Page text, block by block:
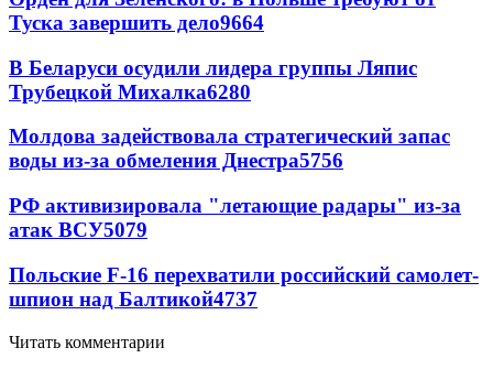
Туска завершить дело9664
В Беларуси осудили лидера группы Ляпис
Трубецкой Михалка6280
Молдова задействовала стратегический запас
воды из-за обмеления Днестра5756
РФ активизировала "летающие радары" из-за
атак ВСУ5079
Польские F-16 перехватили российский самолет-
шпион над Балтикой4737
Читать комментарии